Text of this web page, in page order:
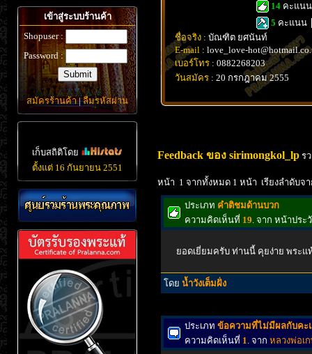
เข้าสู่ระบบร้านค้า
Shopuser :
Password :
สมัครร้านค้า|ลืมรหัสผ่าน
เก็บสถิติโดย
ตั้งแต่ 16 กันยายน 2551
14 คะแน
5 คะแนน
ชื่อจริง : บัณฑิต ยศนันท์
E-mail : love_love-
เบอร์โทร : 0882268203
วันสมัคร : 20 กรกฎาคม 2555
Feedback ของ sirimongkol_lp ร
หน้า 1 จากทั้งหมด 1 หน้า เรียงลำดับจา
ประเภท คำติชมด้านบวก
ความคิดเห็นที่ 19. จาก หน้าประ
ยอดเยี่ยมครับ ท่านนี้ คุยง่าย พระแ
โดย น้ำวังเต็มฝั่ง
ประเภท ข้อความที่ไม่มีผลกับคะ
ความคิดเห็นที่ 1. จาก หลวงพ่อเ